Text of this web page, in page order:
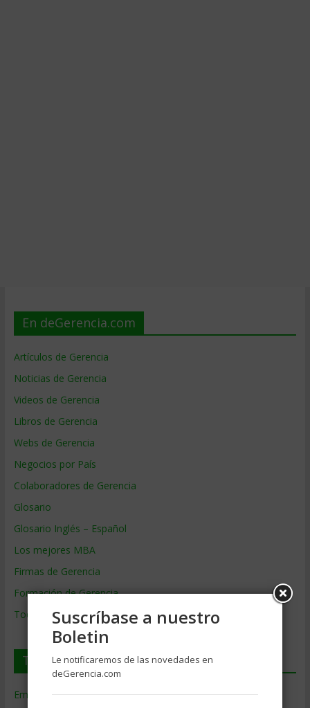
En deGerencia.com
Artículos de Gerencia
Noticias de Gerencia
Videos de Gerencia
Libros de Gerencia
Webs de Gerencia
Negocios por País
Colaboradores de Gerencia
Glosario
Glosario Inglés – Español
Los mejores MBA
Firmas de Gerencia
Formación de Gerencia
Todos los Temas
Temas de Gerencia
Empresas de Gerencia
Suscríbase a nuestro
Boletin
Le notificaremos de las novedades en
deGerencia.com